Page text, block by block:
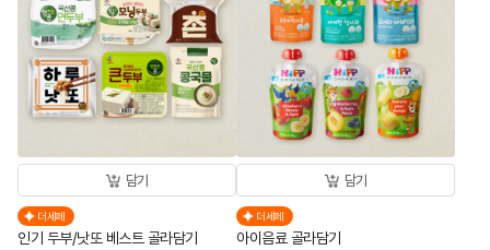
담기
더세페
인기 두부/낫또 베스트 골라담기
담기
더세페
아이음료 골라담기